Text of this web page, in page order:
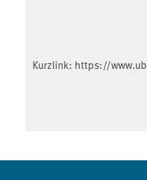
Kurzlink: https://